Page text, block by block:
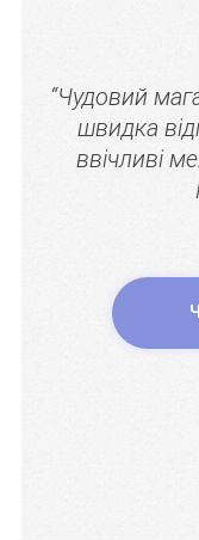
“Чудовий
швидка
ввічливі